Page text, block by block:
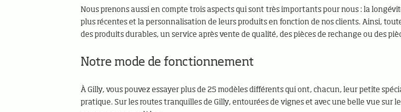
Nous prenons aussi en compte trois aspects qui sont très importants pour nous : la
plus récentes et la personnalisation de leurs produits en fonction de nos clients. Ainsi,
des produits durables, un service après vente de qualité, des pièces de rechange ou des
Notre mode de fonctionnement
À Gilly, vous pouvez essayer plus de 25 modèles différents qui ont, chacun, leur petite
pratique. Sur les routes tranquilles de Gilly, entourées de vignes et avec une belle vue sur